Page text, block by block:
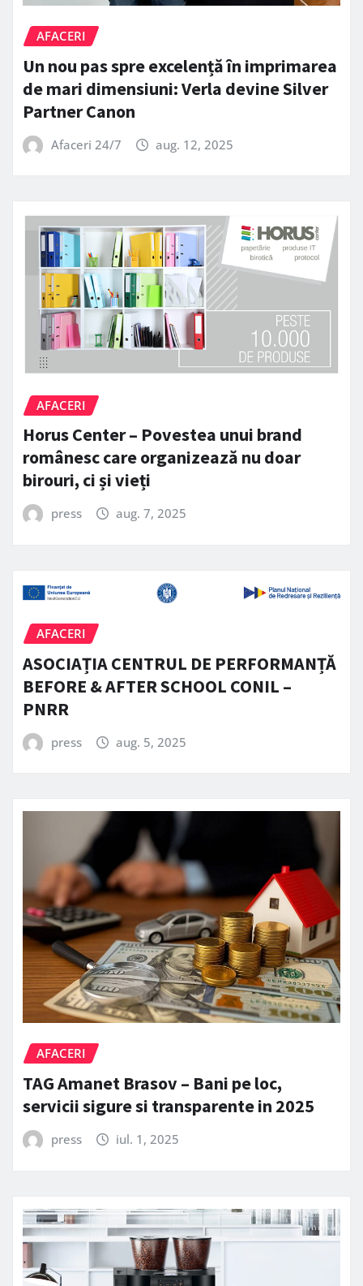
AFACERI
Un nou pas spre excelență în imprimarea
de mari dimensiuni: Verla devine Silver
Partner Canon
Afaceri 24/7 aug. 12, 2025
AFACERI
Horus Center – Povestea unui brand
românesc care organizează nu doar
birouri, ci și vieți
press aug. 7, 2025
AFACERI
ASOCIAȚIA CENTRUL DE PERFORMANȚĂ
BEFORE & AFTER SCHOOL CONIL –
PNRR
press aug. 5, 2025
AFACERI
TAG Amanet Brasov – Bani pe loc,
servicii sigure si transparente in 2025
press iul. 1, 2025